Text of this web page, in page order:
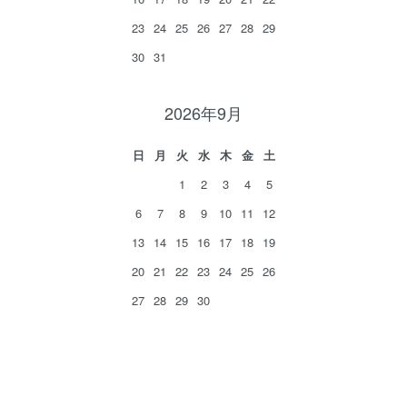
23 24 25 26 27 28 29
30 31
2026年9月
日 月 火 水 木 金
土
1
2 3 4
5
6
7 8 9 10 11
12
13 14 15 16 17 18 19
20 21 22 23 24 25 26
27 28 29 30